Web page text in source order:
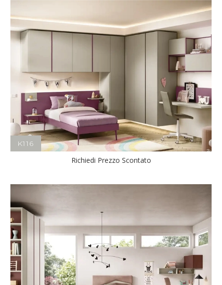
K116
Richiedi Prezzo Scontato